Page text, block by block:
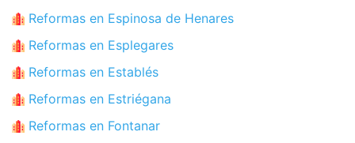
Reformas en Espinosa de Henares
Reformas en Esplegares
Reformas en Establés
Reformas en Estriégana
Reformas en Fontanar